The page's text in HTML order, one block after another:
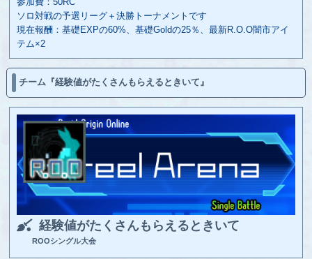
ソロ対戦の予選リーグ＋決勝トーナメントです
現在報酬：基礎EXPの60%、基礎Goldの25％、最新R.O.O闇市アイ
テム×2
チーム『経験値がたくさんもらえるときいて』
経験値がたくさんもらえるときいて
ROOシングル大会